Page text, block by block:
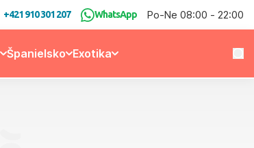
+421 910 301 207 WhatsApp Po-Ne 08:00 - 22:00
Španielsko Exotika